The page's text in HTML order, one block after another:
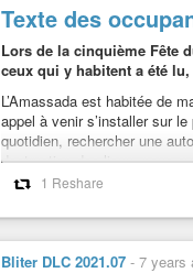
#histoire
savoirs
[]{.tco-ellipsis}[cirque-
pic.twitter.com/
:::
::: {style=“display: block;
https://twitter.com/CIAM_Aix/
Texte des
Lors de la cinquième Fête
ceux qui y habitent a été
L’Amassada est habitée de
appel à venir s’installer sur
quotidien, rechercher une
destruction des lieux, nous
événements, assemblées
1 Reshare
Bliter DLC 2021.07 - 7 years